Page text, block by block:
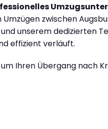
zwischen
unserem dedizierten
effizient verläuft.
um Ihren Übergang nach